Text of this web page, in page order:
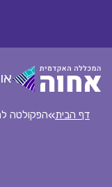
דף הבית»הפקולטה